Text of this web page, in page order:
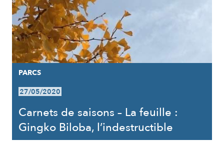
PARCS
27/05/2020
Carnets de saisons – La feuille :
Gingko Biloba, l’indestructible